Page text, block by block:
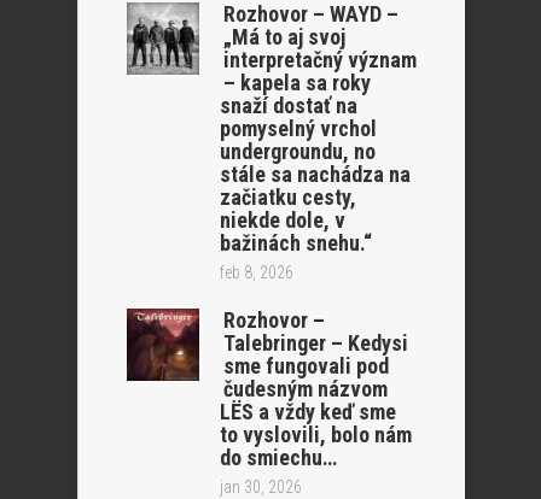
Rozhovor – WAYD –
„Má to aj svoj
interpretačný význam
– kapela sa roky
snaží dostať na
pomyselný vrchol
undergroundu, no
stále sa nachádza na
začiatku cesty,
niekde dole, v
bažinách snehu.“
feb 8, 2026
Rozhovor –
Talebringer – Kedysi
sme fungovali pod
čudesným názvom
LËS a vždy keď sme
to vyslovili, bolo nám
do smiechu…
jan 30, 2026